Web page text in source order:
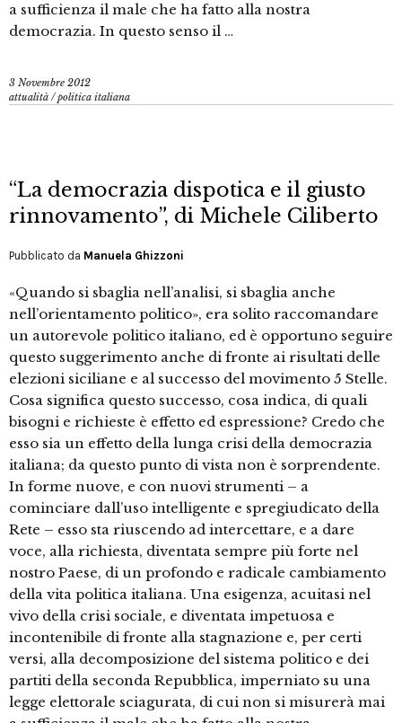
a sufficienza il male che ha fatto alla nostra
democrazia. In questo senso il …
3 Novembre 2012
attualità /politica italiana
“La democrazia dispotica e il giusto
rinnovamento”, di Michele Ciliberto
Pubblicato da Manuela Ghizzoni
«Quando si sbaglia nell’analisi, si sbaglia anche
nell’orientamento politico», era solito raccomandare
un autorevole politico italiano, ed è opportuno seguire
questo suggerimento anche di fronte ai risultati delle
elezioni siciliane e al successo del movimento 5 Stelle.
Cosa significa questo successo, cosa indica, di quali
bisogni e richieste è effetto ed espressione? Credo che
esso sia un effetto della lunga crisi della democrazia
italiana; da questo punto di vista non è sorprendente.
In forme nuove, e con nuovi strumenti – a
cominciare dall’uso intelligente e spregiudicato della
Rete – esso sta riuscendo ad intercettare, e a dare
voce, alla richiesta, diventata sempre più forte nel
nostro Paese, di un profondo e radicale cambiamento
della vita politica italiana. Una esigenza, acuitasi nel
vivo della crisi sociale, e diventata impetuosa e
incontenibile di fronte alla stagnazione e, per certi
versi, alla decomposizione del sistema politico e dei
partiti della seconda Repubblica, imperniato su una
legge elettorale sciagurata, di cui non si misurerà mai